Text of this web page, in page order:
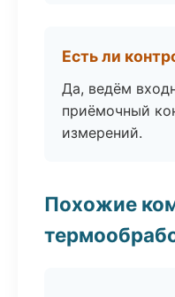
Есть ли
Да, ведём
приёмочный
измерений.
Похожие